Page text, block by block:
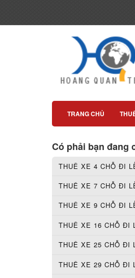
TRANG CHỦ
Có phải bạn đang
THUÊ XE 4 CHỖ ĐI
THUÊ XE 7 CHỖ ĐI
THUÊ XE 9 CHỖ ĐI
THUÊ XE 16 CHỖ ĐI
THUÊ XE 25 CHỖ ĐI
THUÊ XE 29 CHỖ ĐI